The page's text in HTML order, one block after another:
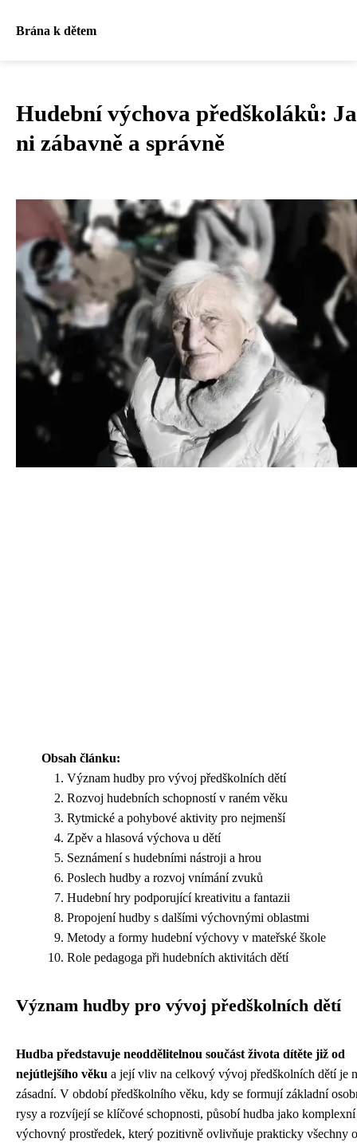
Brána k dětem
Hudební výchova předškoláků:
ni zábavně a správně
Obsah článku:
Význam hudby pro vývoj předškolních dětí
Rozvoj hudebních schopností v raném věku
Rytmické a pohybové aktivity pro nejmenší
Zpěv a hlasová výchova u dětí
Seznámení s hudebními nástroji a hrou
Poslech hudby a rozvoj vnímání zvuků
Hudební hry podporující kreativitu a fantazii
Propojení hudby s dalšími výchovnými oblastmi
Metody a formy hudební výchovy v mateřské škole
Role pedagoga při hudebních aktivitách dětí
Význam hudby pro vývoj předškolních dětí
Hudba představuje neoddělitelnou součást života dítěte již od
nejútlejšího věku a její vliv na celkový vývoj předškolních dětí je
zásadní. V období předškolního věku, kdy se formují základní
rysy a rozvíjejí se klíčové schopnosti, působí hudba jako komplexní
výchovný prostředek, který pozitivně ovlivňuje prakticky všechny